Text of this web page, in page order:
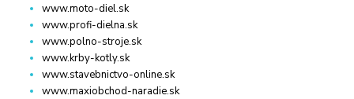
www.moto-diel.sk
www.profi-dielna.sk
www.polno-stroje.sk
www.krby-kotly.sk
www.stavebnictvo-online.sk
www.maxiobchod-naradie.sk